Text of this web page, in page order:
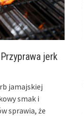
jerk
jamajskiej
smak i
sprawia, że